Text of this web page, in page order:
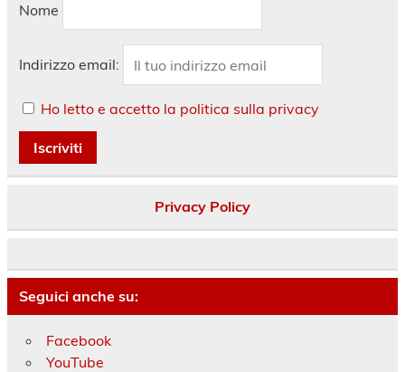
Nome
Indirizzo email:
Ho letto e accetto la politica sulla privacy
Privacy Policy
Seguici anche su:
Facebook
YouTube